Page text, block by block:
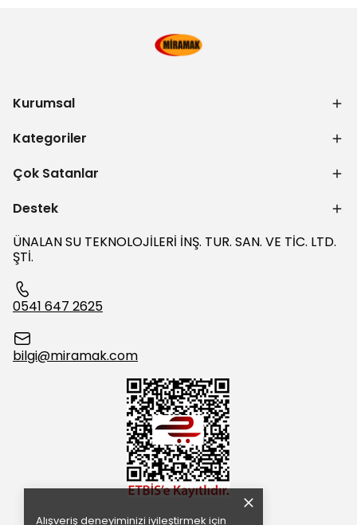
Alışveriş deneyiminizi iyileştirmek için
Kurumsal
Kategoriler
Çok Satanlar
Destek
ÜNALAN SU TEKNOLOJİLERİ İNŞ. TUR. SAN. VE TİC. LTD.
ŞTİ.
0541 647 2625
bilgi@miramak.com